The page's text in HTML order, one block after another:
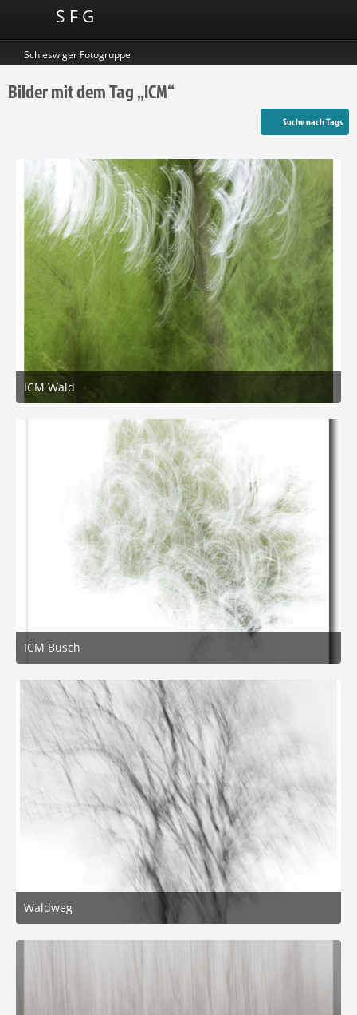
S F G
Schleswiger Fotogruppe
Bilder mit dem Tag „ICM“
Suche nach Tags
ICM Wald
6. Juni 2026 um 18:15
1
ICM Busch
21. Mai 2026 um 18:27
Waldweg
12. April 2026 um 12:57
2